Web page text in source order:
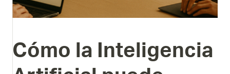
Cómo la Inteligencia